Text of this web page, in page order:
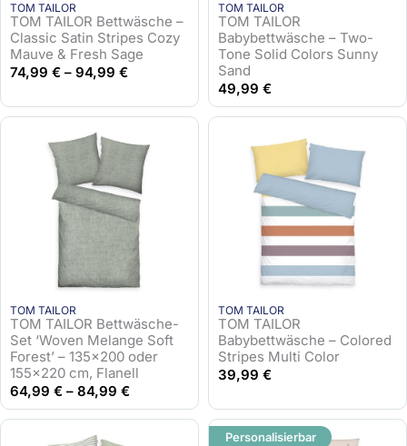
TOM TAILOR
TOM TAILOR Bettwäsche –
Classic Satin Stripes Cozy
Mauve & Fresh Sage
74,99 € – 94,99 €
TOM TAILOR
TOM TAILOR
Babybettwäsche – Two-
Tone Solid Colors Sunny
Sand
49,99 €
TOM TAILOR
TOM TAILOR Bettwäsche-
Set ‘Woven Melange Soft
Forest’ – 135×200 oder
155×220 cm, Flanell
64,99 € – 84,99 €
TOM TAILOR
TOM TAILOR
Babybettwäsche – Colored
Stripes Multi Color
39,99 €
Personalisierbar